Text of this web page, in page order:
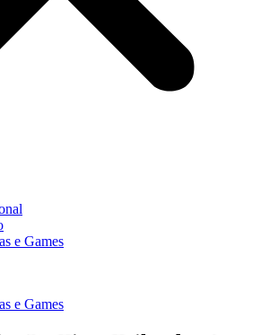
e Games
e Games